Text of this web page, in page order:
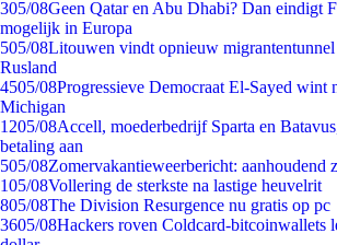
305/08Geen Qatar en Abu Dhabi? Dan eindigt
mogelijk in Europa
505/08Litouwen vindt opnieuw
Rusland
4505/08Progressieve Democraat El-Sayed wint
Michigan
1205/08Accell, moederbedrijf Sparta en
betaling aan
505/08Zomervakantieweerbericht: aanhoudend
105/08Vollering de sterkste na lastige heuvelrit
805/08The Division Resurgence nu gratis op pc
3605/08Hackers roven Coldcard-bitcoinwallets